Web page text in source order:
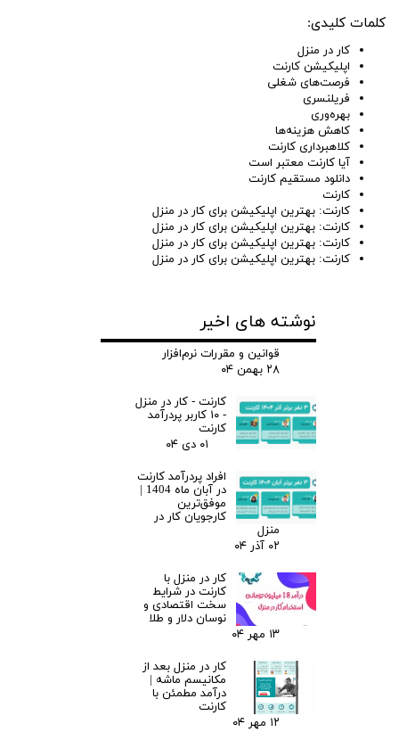
کلمات کلیدی:
کار در منزل
اپلیکیشن کارنت
فرصت‌های شغلی
فریلنسری
بهره‌وری
کاهش هزینه‌ها
کلاهبرداری کارنت
آیا کارنت معتبر است
دانلود مستقیم کارنت
کارنت
کارنت: بهترین اپلیکیشن برای کار در منزل
کارنت: بهترین اپلیکیشن برای کار در منزل
کارنت: بهترین اپلیکیشن برای کار در منزل
کارنت: بهترین اپلیکیشن برای کار در منزل
نوشته های اخیر
قوانین و مقررات نرم‌افزار
۲۸ بهمن ۰۴
کارنت - کار در منزل
- ۱۰ کاربر پردرآمد
کارنت
۰۱ دی ۰۴
افراد پردرآمد کارنت
در آبان ماه 1404 |
موفق‌ترین
کارجویان کار در
منزل
۰۲ آذر ۰۴
کار در منزل با
کارنت در شرایط
سخت اقتصادی و
نوسان دلار و طلا
۱۳ مهر ۰۴
کار در منزل بعد از
مکانیسم ماشه |
درآمد مطمئن با
کارنت
۱۲ مهر ۰۴